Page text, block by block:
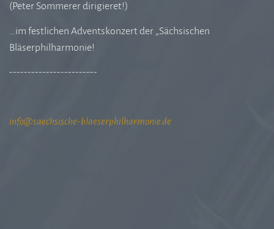
(Peter Sommerer dirigieret!)
…im festlichen Adventskonzert der „Sächsischen
Bläserphilharmonie!
------------------------